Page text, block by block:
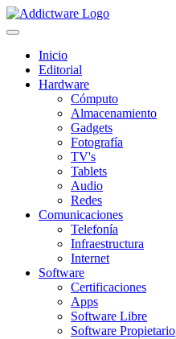
Inicio
Editorial
Hardware
Cómputo
Almacenamiento
Gadgets
Fotografía
TV's
Tablets
Audio
Redes
Comunicaciones
Telefonía
Infraestructura
Internet
Software
Certificaciones
Apps
Software Libre
Software Propietario